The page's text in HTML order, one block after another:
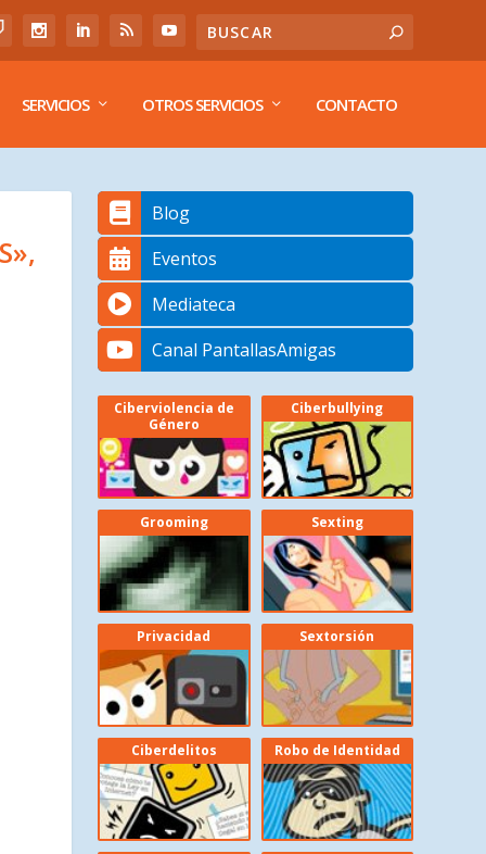
SERVICIOS OTROS SERVICIOS CONTACTO
Blog
Eventos
Mediateca
Canal PantallasAmigas
Ciberviolencia de
Género
Ciberbullying
Grooming Sexting
Privacidad Sextorsión
Ciberdelitos Robo de Identidad